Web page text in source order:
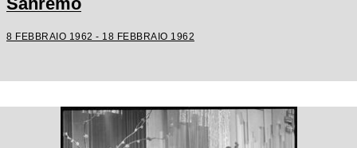
8 FEBBRAIO 1962 - 18 FEBBRAIO 1962